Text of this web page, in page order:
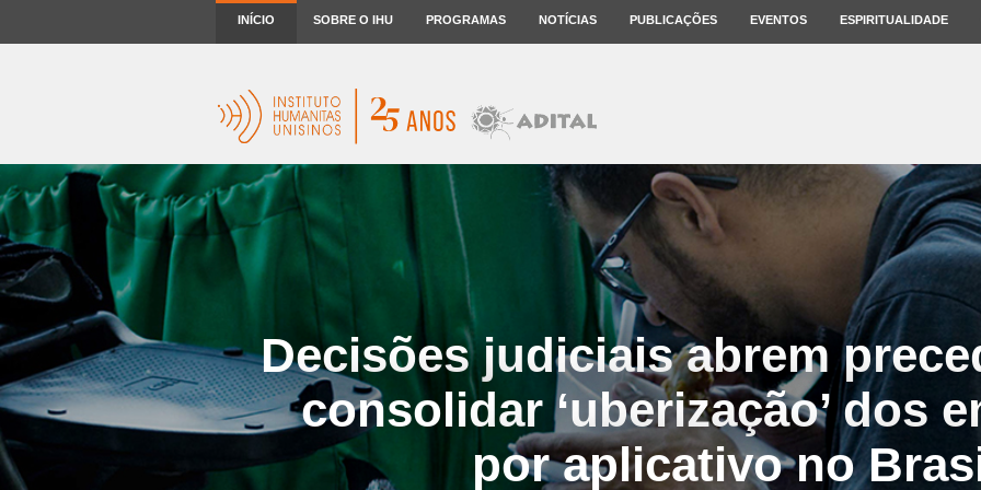
INÍCIO SOBRE O IHU PROGRAMAS NOTÍCIAS PUBLICAÇÕES EVENTOS ESPIRITUALIDADE
Decisões judiciais abrem
consolidar ‘uberização’ dos
por aplicativo no